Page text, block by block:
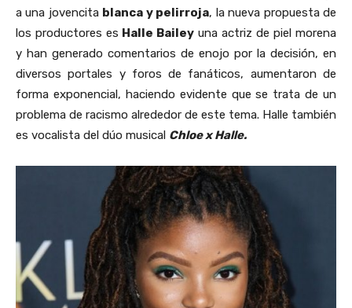
a una jovencita blanca y pelirroja, la nueva propuesta de
los productores es Halle Bailey una actriz de piel morena
y han generado comentarios de enojo por la decisión, en
diversos portales y foros de fanáticos, aumentaron de
forma exponencial, haciendo evidente que se trata de un
problema de racismo alrededor de este tema. Halle también
es vocalista del dúo musical Chloe x Halle.